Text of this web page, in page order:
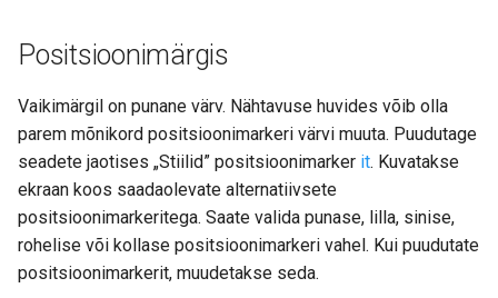
Positsioonimärgis
Vaikimärgil on punane värv. Nähtavuse huvides võib olla
parem mõnikord positsioonimarkeri värvi muuta. Puudutage
seadete jaotises „Stiilid” positsioonimarker it. Kuvatakse
ekraan koos saadaolevate alternatiivsete
positsioonimarkeritega. Saate valida punase, lilla, sinise,
rohelise või kollase positsioonimarkeri vahel. Kui puudutate
positsioonimarkerit, muudetakse seda.